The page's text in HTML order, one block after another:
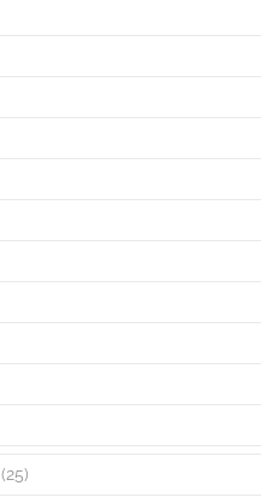
(25)